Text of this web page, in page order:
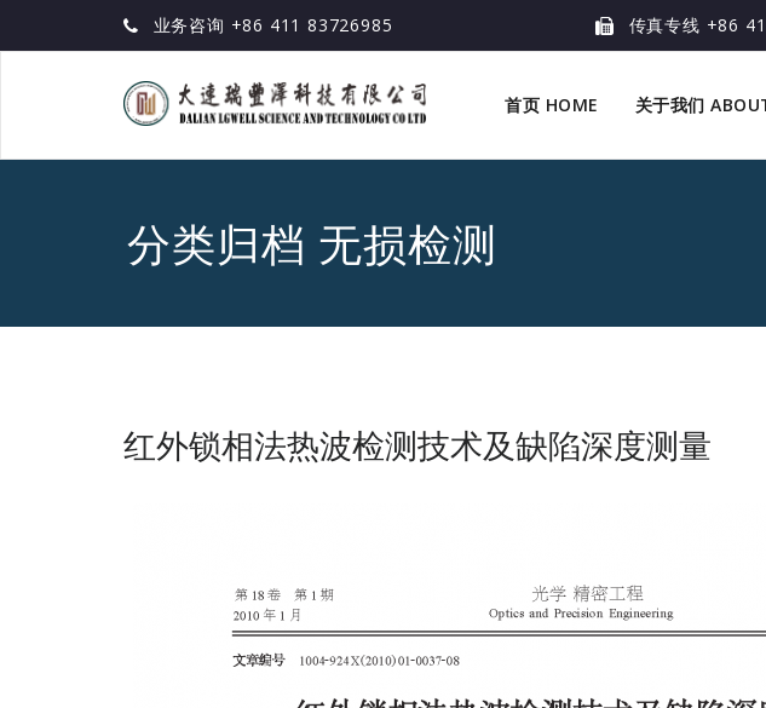
业务咨询 +86 411 83726985 传真专线 +86
首页 HOME 关于我们
分类归档 无损检测
红外锁相法热波检测技术及缺陷深度测量